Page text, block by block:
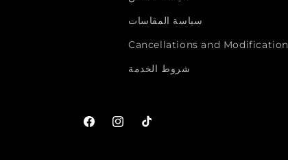
سياسة المقاسات
Cancellations and
شروط الخدمة
فيسبوكانستجرام
تيك